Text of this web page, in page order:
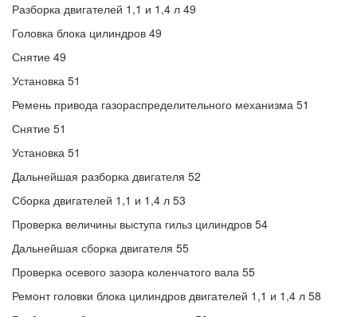
Разборка двигателей 1,1 и 1,4 л 49
Головка блока цилиндров 49
Снятие 49
Установка 51
Ремень привода газораспределительного механизма 51
Снятие 51
Установка 51
Дальнейшая разборка двигателя 52
Сборка двигателей 1,1 и 1,4 л 53
Проверка величины выступа гильз цилиндров 54
Дальнейшая сборка двигателя 55
Проверка осевого зазора коленчатого вала 55
Ремонт головки блока цилиндров двигателей 1,1 и 1,4 л 58